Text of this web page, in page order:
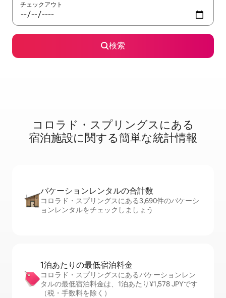
チェックアウト
検索
コロラド・スプリングスに⁠あ⁠る
宿⁠泊⁠施⁠設⁠に関⁠す⁠る簡⁠単⁠な統⁠計⁠情⁠報
バケーションレ⁠ン⁠タ⁠ル⁠の合⁠計⁠数
コロラド・スプリングスにある3,690件のバケーシ
ョンレンタルをチェックしましょう
1泊あたりの最⁠低⁠宿⁠泊⁠料⁠金
コロラド・スプリングスにあるバケーションレン
タルの最低宿泊料金は、1泊あたり¥1,578 JPYです
（税・手数料を除く）